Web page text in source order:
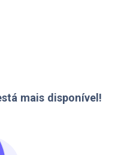
mais disponível!